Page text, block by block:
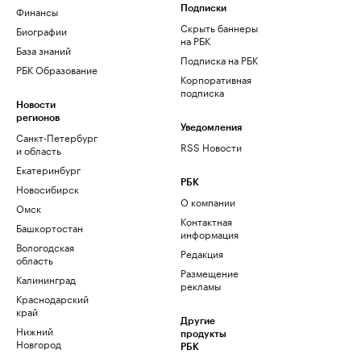
Финансы
Биографии
База знаний
РБК Образование
Новости
регионов
Санкт-Петербург
и область
Екатеринбург
Новосибирск
Омск
Башкортостан
Вологодская
область
Калининград
Краснодарский
край
Нижний
Новгород
Подписки
Скрыть баннеры
на РБК
Подписка на РБК
Корпоративная
подписка
Уведомления
RSS Новости
РБК
О компании
Контактная
информация
Редакция
Размещение
рекламы
Другие
продукты
РБК